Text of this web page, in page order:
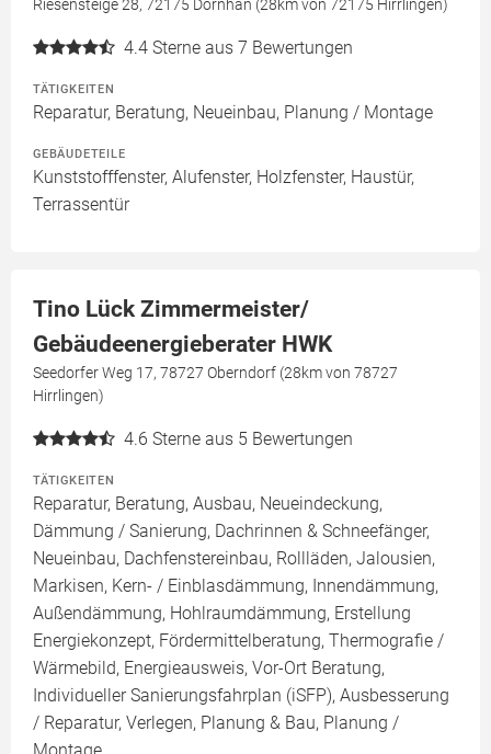
Riesensteige 28, 72175 Dornhan (28km von 72175 Hirrlingen)
4.4 Sterne aus 7 Bewertungen
TÄTIGKEITEN
Reparatur, Beratung, Neueinbau, Planung / Montage
GEBÄUDETEILE
Kunststofffenster, Alufenster, Holzfenster, Haustür,
Terrassentür
Tino Lück Zimmermeister/
Gebäudeenergieberater HWK
Seedorfer Weg 17, 78727 Oberndorf (28km von 78727
Hirrlingen)
4.6 Sterne aus 5 Bewertungen
TÄTIGKEITEN
Reparatur, Beratung, Ausbau, Neueindeckung,
Dämmung / Sanierung, Dachrinnen & Schneefänger,
Neueinbau, Dachfenstereinbau, Rollläden, Jalousien,
Markisen, Kern- / Einblasdämmung, Innendämmung,
Außendämmung, Hohlraumdämmung, Erstellung
Energiekonzept, Fördermittelberatung, Thermografie /
Wärmebild, Energieausweis, Vor-Ort Beratung,
Individueller Sanierungsfahrplan (iSFP), Ausbesserung
/ Reparatur, Verlegen, Planung & Bau, Planung /